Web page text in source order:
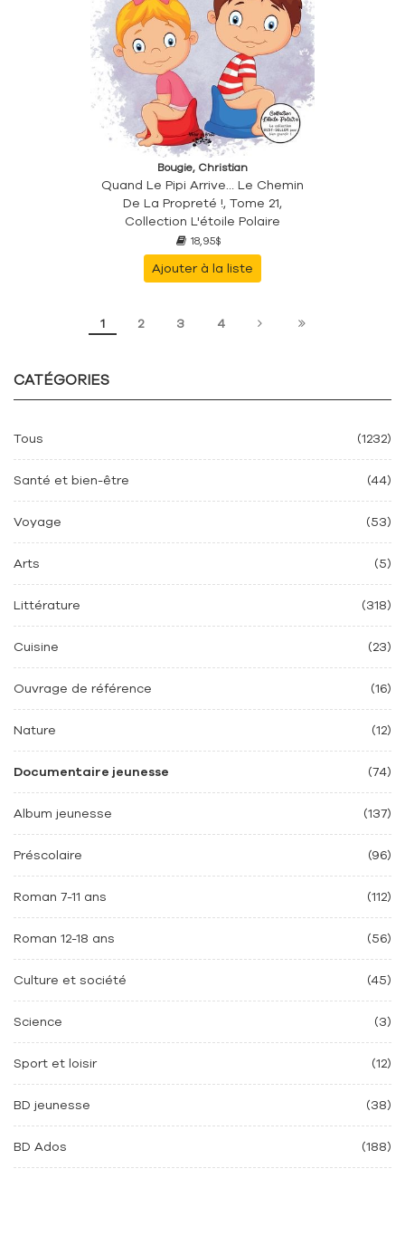
CATÉGORIES
Tous (1232)
Santé et bien-être (44)
Voyage (53)
Arts (5)
Littérature (318)
Cuisine (23)
Ouvrage de référence (16)
Nature (12)
Documentaire jeunesse (74)
Album jeunesse (137)
Préscolaire (96)
Roman 7-11 ans (112)
Roman 12-18 ans (56)
Culture et société (45)
Science (3)
Sport et loisir (12)
BD jeunesse (38)
BD Ados (188)
Bougie, Christian
Quand Le Pipi Arrive… Le Chemin
De La Propreté !, Tome 21,
Collection L'étoile Polaire
18,95$
Ajouter à la liste
1 2 3 4